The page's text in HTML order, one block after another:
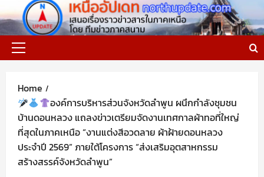
to
content
Primary
Home
องค์การบริหารส่วนจังหวัดลำพูน ผนึกกำลังชุมชน
บ้านดอนหลวง แถลงข่าวเตรียมจัดงานเทศกาลผ้าทอที่ใหญ่
ที่สุดในภาคเหนือ “งานแต่งสีอวดลาย ผ้าฝ้ายดอนหลวง
ประจำปี 2569” ภายใต้โครงการ “ส่งเสริมอุตสาหกรรม
สร้างสรรค์จังหวัดลำพูน”